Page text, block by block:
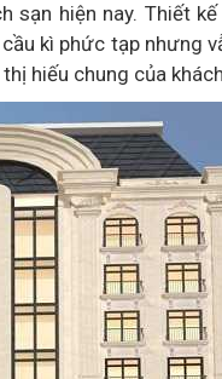
sạn hiện nay. Thiết
kì phức tạp nhưng
hiếu chung của